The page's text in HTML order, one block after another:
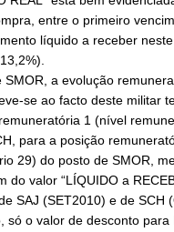
entre o primeiro
líquido a receber
SMOR, a evolução
se ao facto deste militar
1 (nível
para a posição
29) do posto de SMOR,
do valor “LÍQUIDO a
SAJ (SET2010) e de SCH
só o valor de desconto para